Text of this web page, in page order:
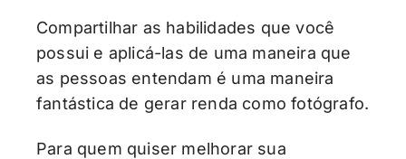
Compartilhar as habilidades que você
possui e aplicá-las de uma maneira que
as pessoas entendam é uma maneira
fantástica de gerar renda como fotógrafo.
Para quem quiser melhorar sua